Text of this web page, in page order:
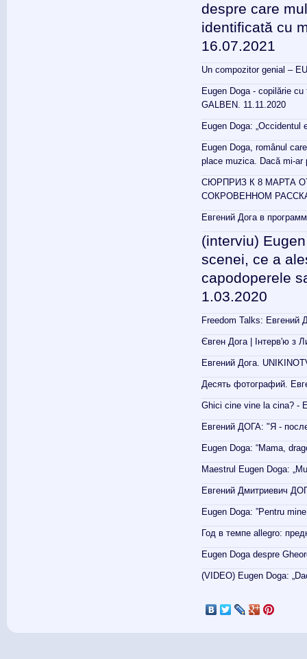
despre care
identificată cu
16.07.2021
Un compozitor genial –
Eugen Doga - copilărie
GALBEN. 11.11.2020
Eugen Doga:
Eugen Doga, românul
place muzica. Dacă mi-ar
СЮРПРИЗ К 8 МАРТА
СОКРОВЕННОМ
Евгений Дога в
(interviu)
scenei, ce a
capodoperele
1.03.2020
Freedom Talks: Евгений
Євген Дога | Інтерв'ю з
Евгений Дога.
Десять фотографий.
Ghici cine vine la cina? -
Евгений ДОГА: "Я -
Eugen Doga: “Mama,
Maestrul Eugen Doga:
Евгений Дмитриевич
Eugen Doga: ”Pentru
Год в темпе allegro:
Eugen Doga despre
(VIDEO) Eugen Doga: